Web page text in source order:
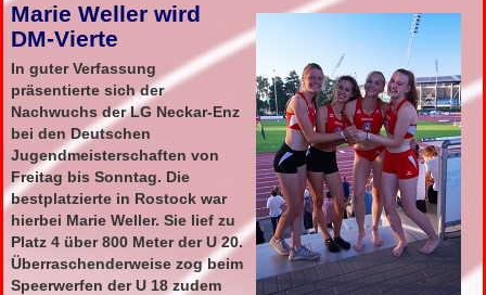
Marie Weller wird
DM-Vierte
In guter Verfassung
präsentierte sich der
Nachwuchs der LG Neckar-Enz
bei den Deutschen
Jugendmeisterschaften von
Freitag bis Sonntag. Die
bestplatzierte in Rostock war
hierbei Marie Weller. Sie lief zu
Platz 4 über 800 Meter der U 20.
Überraschenderweise zog beim
Speerwerfen der U 18 zudem